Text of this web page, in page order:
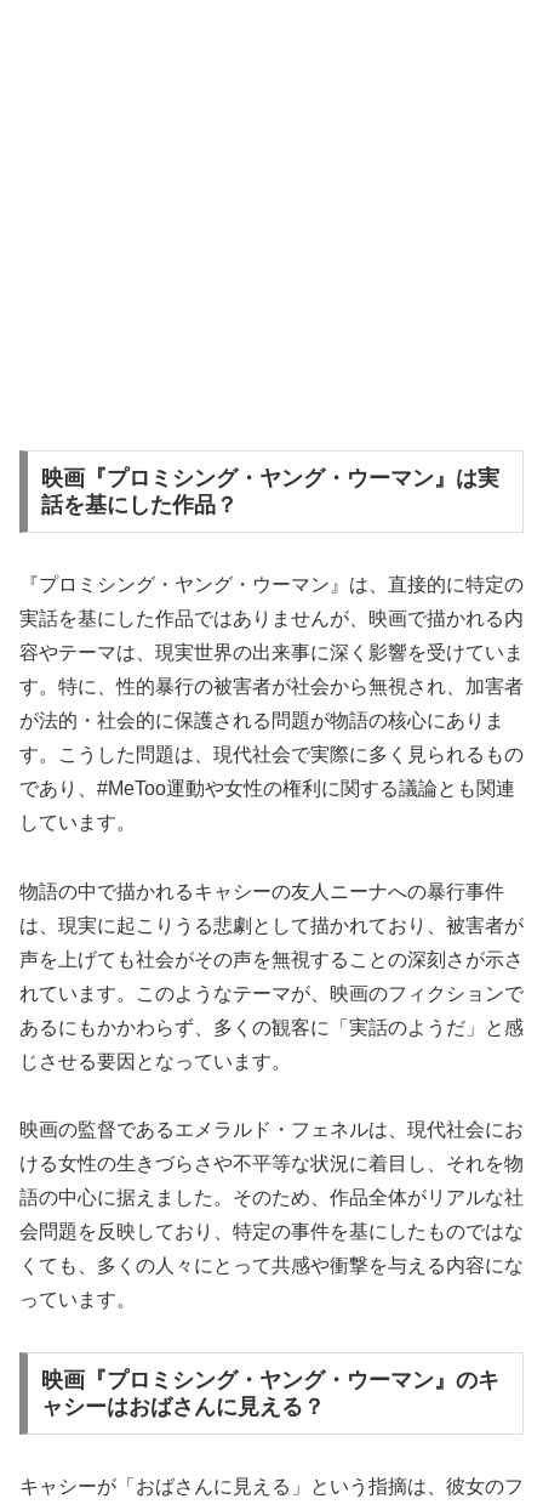
映画『プロミシング・ヤング・ウーマン』は実
話を基にした作品？
『プロミシング・ヤング・ウーマン』は、直接的に特定の
実話を基にした作品ではありませんが、映画で描かれる内
容やテーマは、現実世界の出来事に深く影響を受けていま
す。特に、性的暴行の被害者が社会から無視され、加害者
が法的・社会的に保護される問題が物語の核心にありま
す。こうした問題は、現代社会で実際に多く見られるもの
であり、#MeToo運動や女性の権利に関する議論とも関連
しています。
物語の中で描かれるキャシーの友人ニーナへの暴行事件
は、現実に起こりうる悲劇として描かれており、被害者が
声を上げても社会がその声を無視することの深刻さが示さ
れています。このようなテーマが、映画のフィクションで
あるにもかかわらず、多くの観客に「実話のようだ」と感
じさせる要因となっています。
映画の監督であるエメラルド・フェネルは、現代社会にお
ける女性の生きづらさや不平等な状況に着目し、それを物
語の中心に据えました。そのため、作品全体がリアルな社
会問題を反映しており、特定の事件を基にしたものではな
くても、多くの人々にとって共感や衝撃を与える内容にな
っています。
映画『プロミシング・ヤング・ウーマン』のキ
ャシーはおばさんに見える？
キャシーが「おばさんに見える」という指摘は、彼女のフ